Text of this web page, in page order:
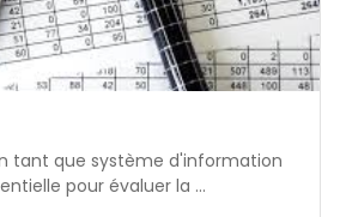
tant que système d'information
pour évaluer la ...